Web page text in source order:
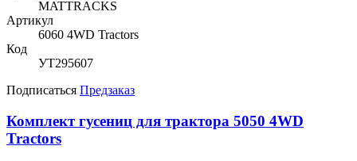
MATTRACKS
Артикул
6060 4WD Tractors
Код
УТ295607
Подписаться Предзаказ
Комплект гусениц для трактора 5050 4WD
Tractors